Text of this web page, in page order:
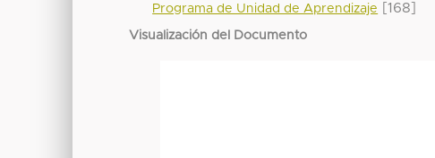
Programa de Unidad de Aprendizaje
[168]
Visualización del Documento